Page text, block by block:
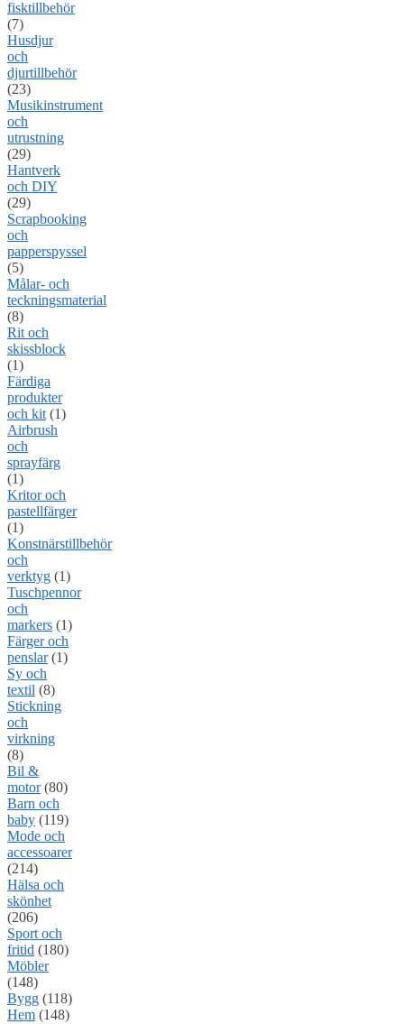
fisktillbehör
(7)
Husdjur
och
djurtillbehör
(23)
Musikinstrument
och
utrustning
(29)
Hantverk
och DIY
(29)
Scrapbooking
och
papperspyssel
(5)
Målar- och
teckningsmaterial
(8)
Rit och
skissblock
(1)
Färdiga
produkter
och kit (1)
Airbrush
och
sprayfärg
(1)
Kritor och
pastellfärger
(1)
Konstnärstillbehör
och
verktyg (1)
Tuschpennor
och
markers (1)
Färger och
penslar (1)
Sy och
textil (8)
Stickning
och
virkning
(8)
Bil &
motor (80)
Barn och
baby (119)
Mode och
accessoarer
(214)
Hälsa och
skönhet
(206)
Sport och
fritid (180)
Möbler
(148)
Bygg (118)
Hem (148)